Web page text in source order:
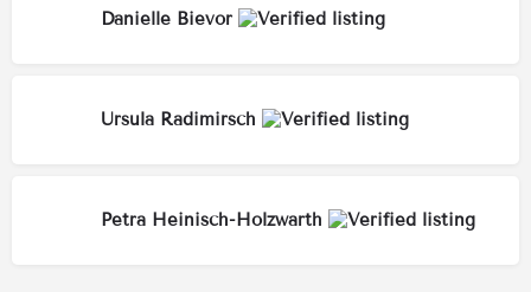
Danielle Bievor
Ursula Radimirsch
Petra Heinisch-Holzwarth